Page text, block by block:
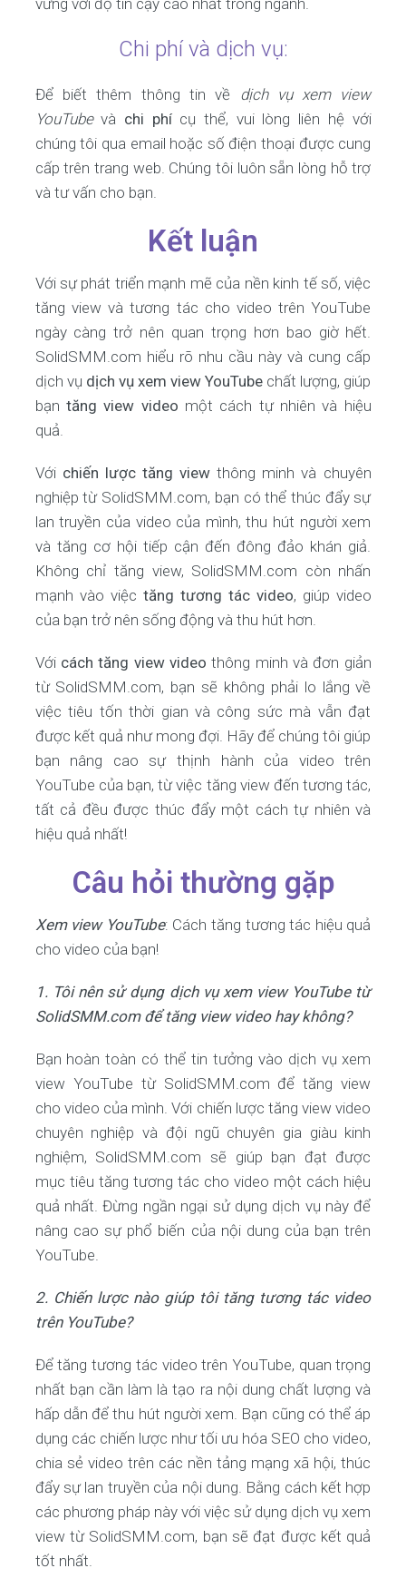
vững với độ tin cậy cao nhất trong ngành.
Chi phí và dịch vụ:
Để biết thêm thông tin về dịch vụ xem view
YouTubevà chi phícụ thể, vui lòng liên hệ với
chúng tôi qua email hoặc số điện thoại được cung
cấp trên trang web. Chúng tôi luôn sẵn lòng hỗ trợ
và tư vấn cho bạn.
Kết luận
Với sự phát triển mạnh mẽ của nền kinh tế số, việc
tăng view và tương tác cho video trên YouTube
ngày càng trở nên quan trọng hơn bao giờ hết.
SolidSMM.com hiểu rõ nhu cầu này và cung cấp
dịch vụ dịch vụ xem view YouTube chất lượng, giúp
bạn tăng view video một cách tự nhiên và hiệu
quả.
Với chiến lược tăng view thông minh và chuyên
nghiệp từ SolidSMM.com, bạn có thể thúc đẩy sự
lan truyền của video của mình, thu hút người xem
và tăng cơ hội tiếp cận đến đông đảo khán giả.
Không chỉ tăng view, SolidSMM.com còn nhấn
mạnh vào việc tăng tương tác video, giúp video
của bạn trở nên sống động và thu hút hơn.
Với cách tăng view video thông minh và đơn giản
từ SolidSMM.com, bạn sẽ không phải lo lắng về
việc tiêu tốn thời gian và công sức mà vẫn đạt
được kết quả như mong đợi. Hãy để chúng tôi giúp
bạn nâng cao sự thịnh hành của video trên
YouTube của bạn, từ việc tăng view đến tương tác,
tất cả đều được thúc đẩy một cách tự nhiên và
hiệu quả nhất!
Câu hỏi thường gặp
Xem view YouTube: Cách tăng tương tác hiệu quả
cho video của bạn!
1. Tôi nên sử dụng dịch vụ xem view YouTube từ
SolidSMM.com để tăng view video hay không?
Bạn hoàn toàn có thể tin tưởng vào dịch vụ xem
view YouTube từ SolidSMM.com để tăng view
cho video của mình. Với chiến lược tăng view video
chuyên nghiệp và đội ngũ chuyên gia giàu kinh
nghiệm, SolidSMM.com sẽ giúp bạn đạt được
mục tiêu tăng tương tác cho video một cách hiệu
quả nhất. Đừng ngần ngại sử dụng dịch vụ này để
nâng cao sự phổ biến của nội dung của bạn trên
YouTube.
2. Chiến lược nào giúp tôi tăng tương tác video
trên YouTube?
Để tăng tương tác video trên YouTube, quan trọng
nhất bạn cần làm là tạo ra nội dung chất lượng và
hấp dẫn để thu hút người xem. Bạn cũng có thể áp
dụng các chiến lược như tối ưu hóa SEO cho video,
chia sẻ video trên các nền tảng mạng xã hội, thúc
đẩy sự lan truyền của nội dung. Bằng cách kết hợp
các phương pháp này với việc sử dụng dịch vụ xem
view từ SolidSMM.com, bạn sẽ đạt được kết quả
tốt nhất.